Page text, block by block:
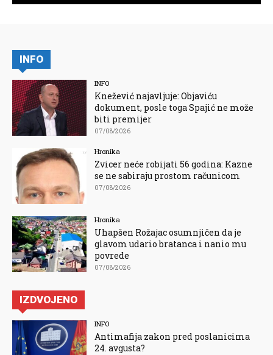
INFO
INFO
Knežević najavljuje: Objaviću
dokument, posle toga Spajić ne može
biti premijer
07/08/2026
Hronika
Zvicer neće robijati 56 godina: Kazne
se ne sabiraju prostom računicom
07/08/2026
Hronika
Uhapšen Rožajac osumnjičen da je
glavom udario bratanca i nanio mu
povrede
07/08/2026
IZDVOJENO
INFO
Antimafija zakon pred poslanicima
24. avgusta?